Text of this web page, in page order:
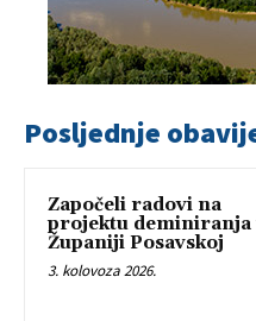
Posljednje
Započeli radovi na
projektu deminiranja
Županiji Posavskoj
3. kolovoza 2026.